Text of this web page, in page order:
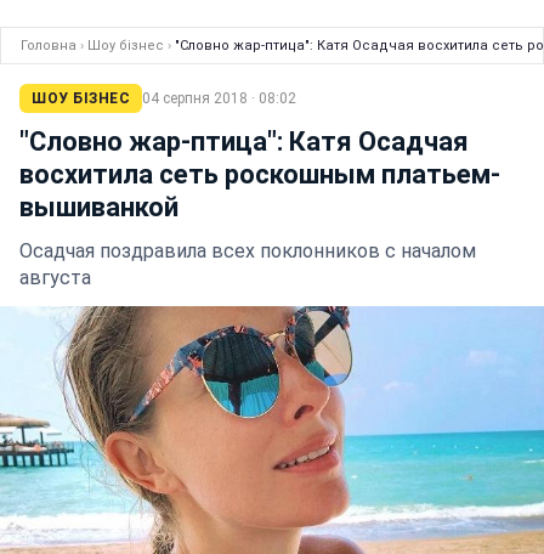
Головна › Шоу бізнес › "Словно жар-птица": Катя Осадчая восхитила сеть
ШОУ БІЗНЕС 04 серпня 2018 · 08:02
"Словно жар-птица": Катя Осадчая
восхитила сеть роскошным платьем-
вышиванкой
Осадчая поздравила всех поклонников с началом
августа